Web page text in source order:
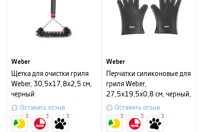
Weber
Щетка для очистки гриля
Weber, 30,5х17,8х2,5 см,
черный
Оставить отзыв
3 3 3
Weber
Перчатки силиконовые для
гриля Weber,
27,5x19,5x0,8 см, черный,
2 штОставить отзыв
3 3 3